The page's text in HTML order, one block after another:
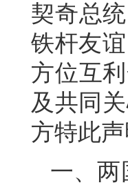
契奇总
铁杆友
方位互
及共同
方特此声
一、两